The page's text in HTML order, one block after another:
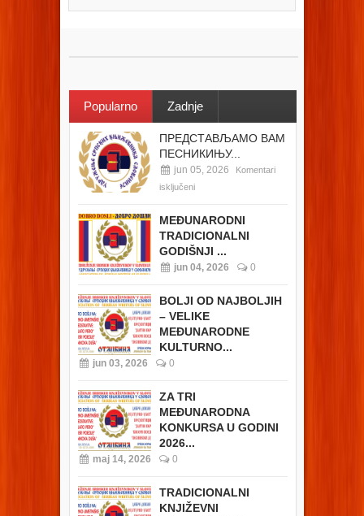
Popularno Zadnje
ПРЕДСТАВЉАМО ВАМ
ПЕСНИКИЊУ...
jun 05, 2026
Komentari
isključeni
MEĐUNARODNI
TRADICIONALNI
GODIŠNJI ...
jun 04, 2026 0
BOLJI OD NAJBOLJIH
– VELIKE
MEĐUNARODNE
KULTURNO...
jun 03, 2026 0
ZA TRI
MEĐUNARODNA
KONKURSA U GODINI
2026...
maj 14, 2026 0
TRADICIONALNI
KNJIŽEVNI